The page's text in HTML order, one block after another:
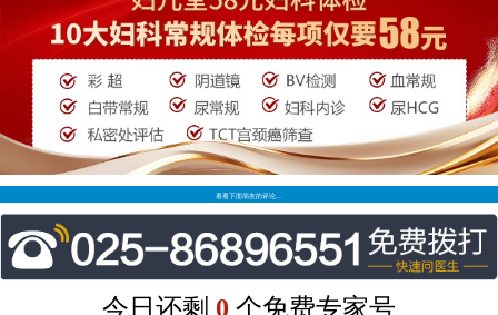
看看下面病友的评论…
今日还剩 0 个免费专家号